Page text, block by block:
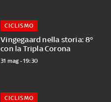
Vingegaard nella storia: 8°
con la Tripla Corona
CICLISMO
31 mag - 19:30
CICLISMO